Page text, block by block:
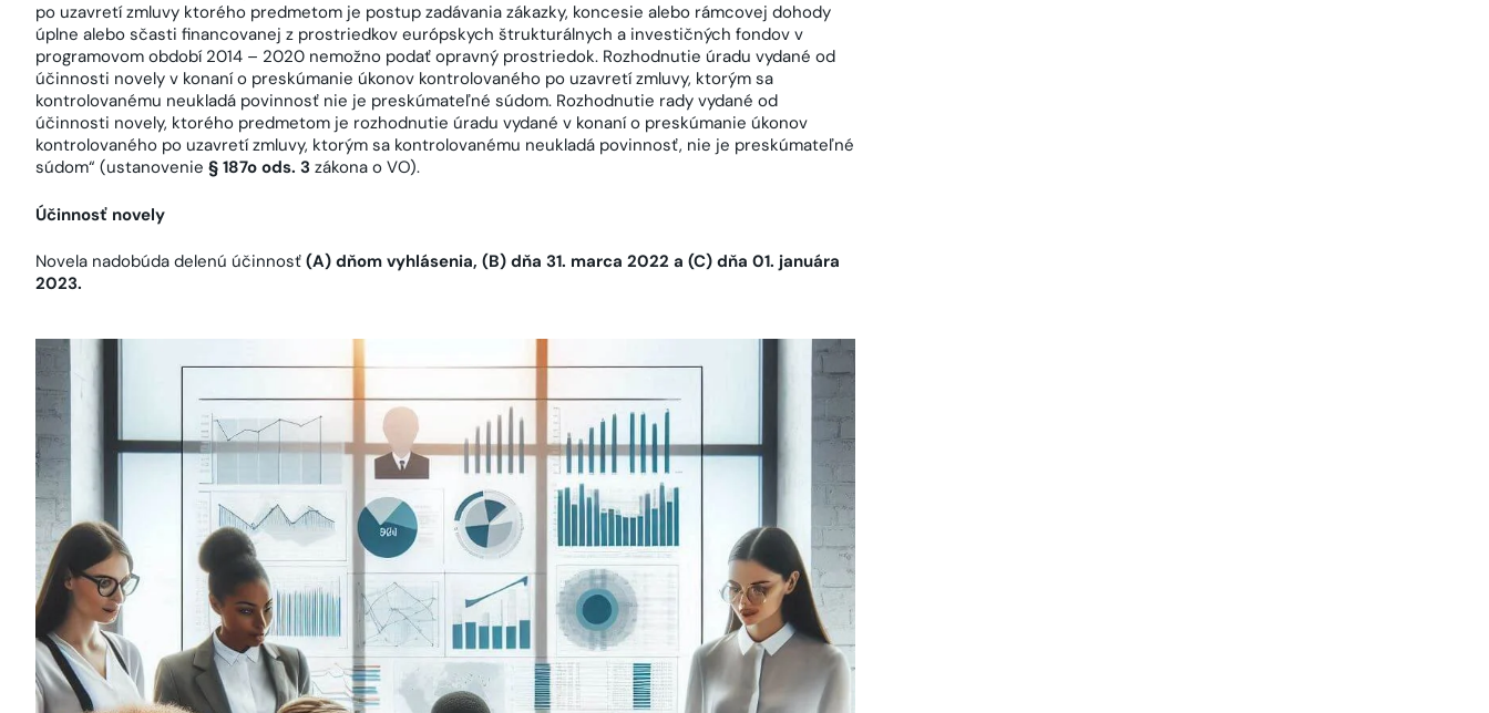
po uzavretí zmluvy ktorého predmetom je postup zadávania zákazky, koncesie alebo rámcovej dohody
úplne alebo sčasti financovanej z prostriedkov európskych štrukturálnych a investičných fondov v
programovom období 2014 – 2020 nemožno podať opravný prostriedok. Rozhodnutie úradu vydané od
účinnosti novely v konaní o preskúmanie úkonov kontrolovaného po uzavretí zmluvy, ktorým sa
kontrolovanému neukladá povinnosť nie je preskúmateľné súdom. Rozhodnutie rady vydané od
účinnosti novely, ktorého predmetom je rozhodnutie úradu vydané v konaní o preskúmanie úkonov
kontrolovaného po uzavretí zmluvy, ktorým sa kontrolovanému neukladá povinnosť, nie je preskúmateľné
súdom“ (ustanovenie § 187o ods. 3 zákona o VO).
Účinnosť novely
Novela nadobúda delenú účinnosť (A) dňom vyhlásenia, (B) dňa 31. marca 2022 a (C) dňa 01. januára
2023.